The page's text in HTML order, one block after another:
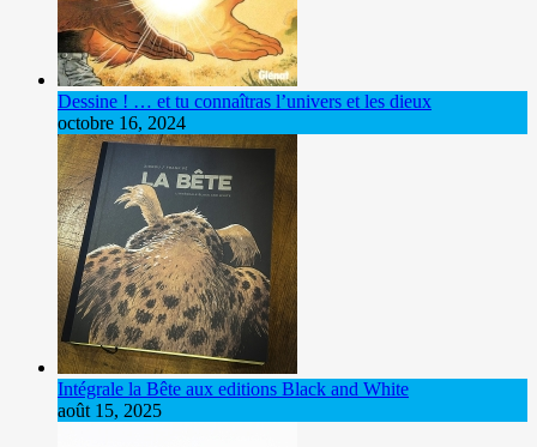
Dessine ! … et tu connaîtras l’univers et les dieux
octobre 16, 2024
Intégrale la Bête aux editions Black and White
août 15, 2025